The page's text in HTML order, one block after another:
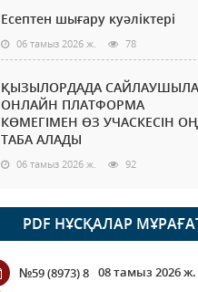
Есептен шығару куәліктері
06 тамыз 2026 ж. 78
ҚЫЗЫЛОРДАДА
ОНЛАЙН ПЛАТФОРМА
КӨМЕГІМЕН ӨЗ УЧАСКЕСІН
ТАБА АЛАДЫ
06 тамыз 2026 ж. 92
Open Air: Қызылорда облысы
полиция департаменті 20
мыңнан астам көрерменнің
қауіпсіздігін қамтамасыз етті
06 тамыз 2026 ж.
PDF НҰСҚАЛАР
№59 (8973) 8 08 тамыз 2026 ж.